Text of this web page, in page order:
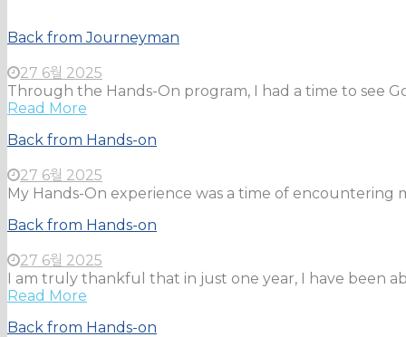
Back from Journeyman
27 6월 2025
Through the Hands-On program, I had a time to see
Read More
Back from Hands-on
27 6월 2025
My Hands-On experience was a time of
Back from Hands-on
27 6월 2025
I am truly thankful that in just one year, I have been
Read More
Back from Hands-on